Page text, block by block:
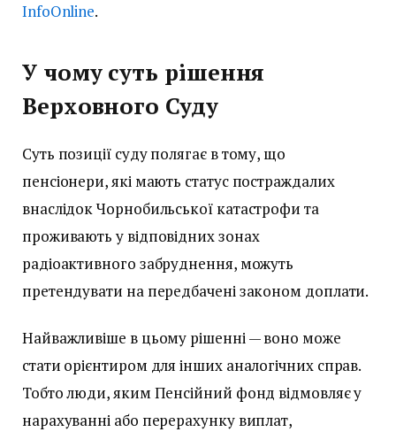
InfoOnline.
У чому суть рішення
Верховного Суду
Суть позиції суду полягає в тому, що
пенсіонери, які мають статус постраждалих
внаслідок Чорнобильської катастрофи та
проживають у відповідних зонах
радіоактивного забруднення, можуть
претендувати на передбачені законом доплати.
Найважливіше в цьому рішенні — воно може
стати орієнтиром для інших аналогічних справ.
Тобто люди, яким Пенсійний фонд відмовляє у
нарахуванні або перерахунку виплат,